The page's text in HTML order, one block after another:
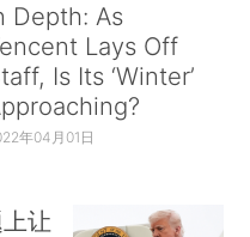
Depth: As
Lays Off
Is Its ‘Winter’
年04月01日
让